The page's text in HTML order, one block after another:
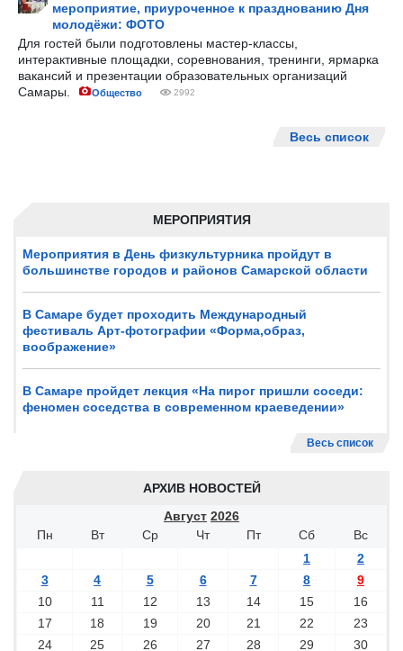
МЕРОПРИЯТИЯ
Мероприятия в День физкультурника пройдут в
большинстве городов и районов Самарской области
В Самаре будет проходить Международный
фестиваль Арт-фотографии «Форма,образ,
воображение»
В Самаре пройдет лекция «На пирог пришли соседи:
феномен соседства в современном краеведении»
Весь список
АРХИВ НОВОСТЕЙ
Август 2026
Пн
Вт Ср Чт Пт Сб
Вс
1
2
3
4 5 6 7 8
9
10
11 12 13 14 15
16
17
18 19 20 21 22
23
24
25 26 27 28 29 30
мероприятие, приуроченное к празднованию Дня
молодёжи: ФОТО
Для гостей были подготовлены мастер-классы,
интерактивные площадки, соревнования, тренинги, ярмарка
вакансий и презентации образовательных организаций
Самары.
Общество 2992
Весь список